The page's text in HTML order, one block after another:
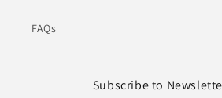
FAQs
Subscribe to